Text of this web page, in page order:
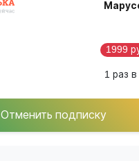
1999
1 раз
Отменить подписку